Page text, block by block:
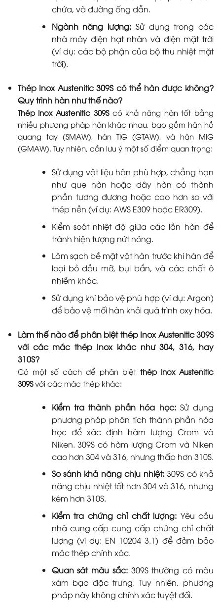
chứa, và đường ống dẫn.
Ngành năng lượng: Sử dụng trong các
nhà máy điện hạt nhân và điện mặt trời
(ví dụ: các bộ phận của bộ thu nhiệt mặt
trời).
Thép Inox Austenitic 309S có thể hàn được không?
Quy trình hàn như thế nào?
Thép Inox Austenitic 309Scó khả năng hàn tốt bằng
nhiều phương pháp hàn khác nhau, bao gồm hàn hồ
quang tay (SMAW), hàn TIG (GTAW), và hàn MIG
(GMAW). Tuy nhiên, cần lưu ý một số điểm quan trọng:
Sử dụng vật liệu hàn phù hợp, chẳng hạn
như que hàn hoặc dây hàn có thành
phần tương đương hoặc cao hơn so với
thép nền (ví dụ: AWS E309 hoặc ER309).
Kiểm soát nhiệt độ giữa các lần hàn để
tránh hiện tượng nứt nóng.
Làm sạch bề mặt vật hàn trước khi hàn để
loại bỏ dầu mỡ, bụi bẩn, và các chất ô
nhiễm khác.
Sử dụng khí bảo vệ phù hợp (ví dụ: Argon)
để bảo vệ mối hàn khỏi quá trình oxy hóa.
Làm thế nào để phân biệt thép Inox Austenitic 309S
với các mác thép Inox khác như 304, 316, hay
310S?
Có một số cách để phân biệt thép Inox Austenitic
309Svới các mác thép khác:
Kiểm tra thành phần hóa học:Sử dụng
phương pháp phân tích thành phần hóa
học để xác định hàm lượng Crom và
Niken. 309S có hàm lượng Crom và Niken
cao hơn 304 và 316, nhưng thấp hơn 310S.
So sánh khả năng chịu nhiệt:309S có khả
năng chịu nhiệt tốt hơn 304 và 316, nhưng
kém hơn 310S.
Kiểm tra chứng chỉ chất lượng: Yêu cầu
nhà cung cấp cung cấp chứng chỉ chất
lượng (ví dụ: EN 10204 3.1) để đảm bảo
mác thép chính xác.
Quan sát màu sắc:309S thường có màu
xám bạc đặc trưng. Tuy nhiên, phương
pháp này không chính xác tuyệt đối.